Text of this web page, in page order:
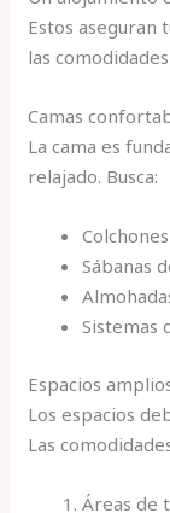
Estos aseguran
las
Camas
La cama es
relajado. Busca:
Sábanas
Sistemas
Espacios
Los espacios
Las
Áreas de